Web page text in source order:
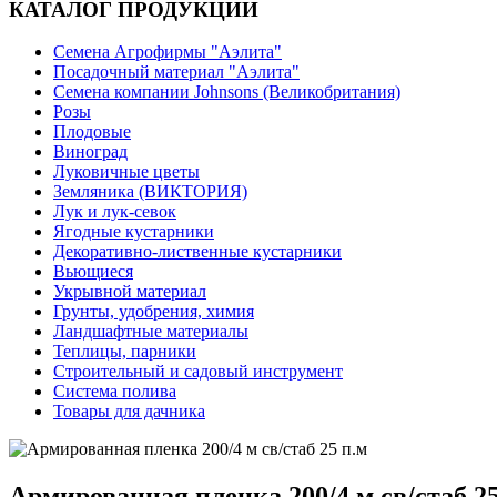
КАТАЛОГ ПРОДУКЦИИ
Семена Агрофирмы "Аэлита"
Посадочный материал "Аэлита"
Семена компании Johnsons (Великобритания)
Розы
Плодовые
Виноград
Луковичные цветы
Земляника (ВИКТОРИЯ)
Лук и лук-севок
Ягодные кустарники
Декоративно-лиственные кустарники
Вьющиеся
Укрывной материал
Грунты, удобрения, химия
Ландшафтные материалы
Теплицы, парники
Строительный и садовый инструмент
Система полива
Товары для дачника